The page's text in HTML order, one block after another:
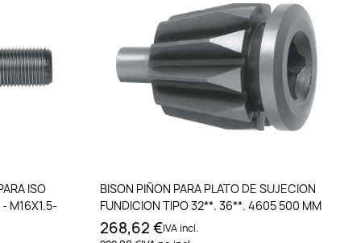
ISO
M16X1.5-
Añadir al carrito
BISON PIÑON PARA PLATO DE SUJECION
FUNDICION TIPO 32**. 36**. 4605 500 MM
268,62 €IVA incl.